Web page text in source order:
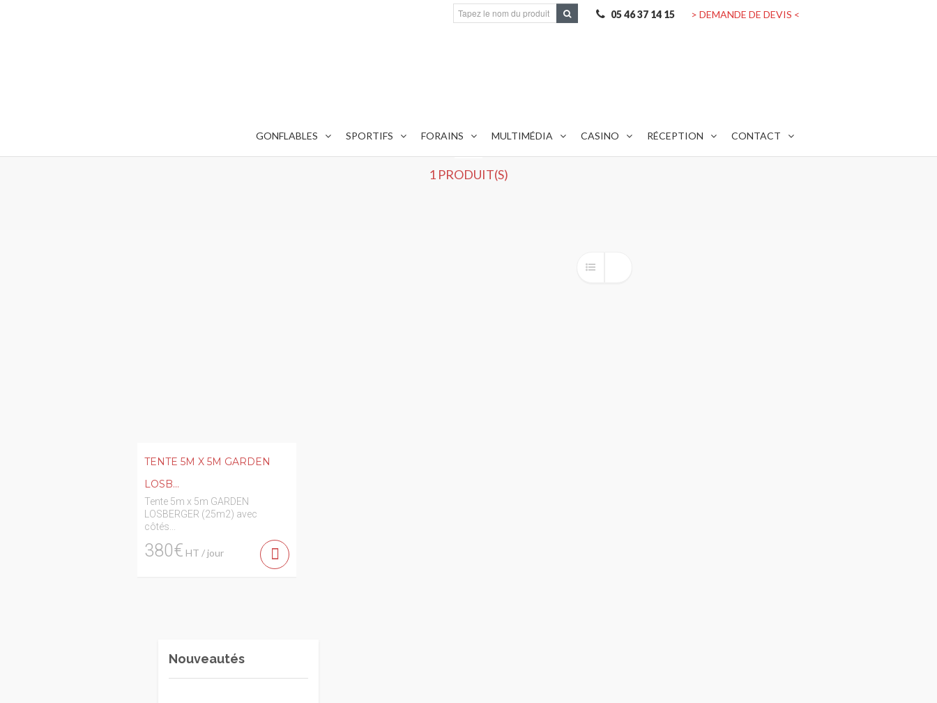
05 46 37 14 15 > DEMANDE DE DEVIS <
GONFLABLES SPORTIFS FORAINS MULTIMÉDIA CASINO RÉCEPTION CONTACT
TENTES 5 X 5 M
1 PRODUIT(S)
TENTE 5M X 5M GARDEN
LOSB...
Tente 5m x 5m GARDEN
LOSBERGER (25m2) avec
côtés...
380€ HT / jour
Nouveautés